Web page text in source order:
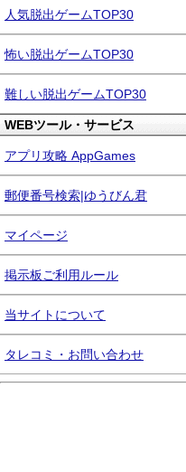
人気脱出ゲームTOP30
怖い脱出ゲームTOP30
難しい脱出ゲームTOP30
WEBツール・サービス
アプリ攻略 AppGames
郵便番号検索|ゆうびん君
マイページ
掲示板ご利用ルール
当サイトについて
タレコミ・お問い合わせ